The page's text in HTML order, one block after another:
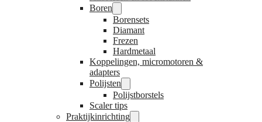
Boren
Borensets
Diamant
Frezen
Hardmetaal
Koppelingen, micromotoren &
adapters
Polijsten
Polijstborstels
Scaler tips
Praktijkinrichting